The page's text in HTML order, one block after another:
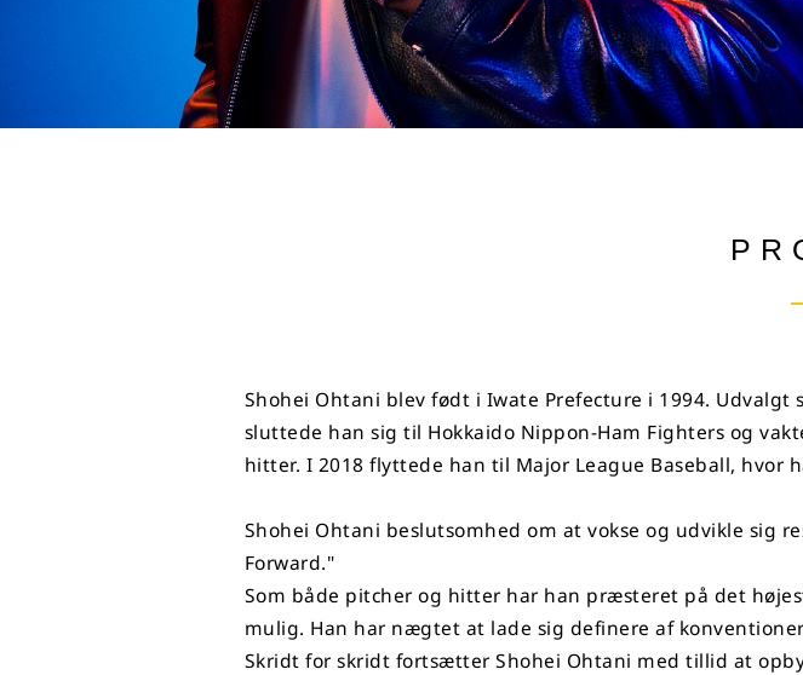
Shohei Ohtani blev født i Iwate Prefecture i 1994.
sluttede han sig til Hokkaido Nippon-Ham Fighters og
hitter. I 2018 flyttede han til Major League Baseball, hvor
Shohei Ohtani beslutsomhed om at vokse og udvikle sig
Forward."
Som både pitcher og hitter har han præsteret på det
mulig. Han har nægtet at lade sig definere af
Skridt for skridt fortsætter Shohei Ohtani med tillid at